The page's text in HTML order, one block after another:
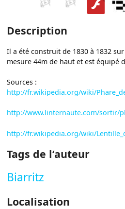
Description
Il a été construit de 1830 à 1832
mesure 44m de haut et est équipé
Sources :
http://fr.wikipedia.org/wiki/
http://www.linternaute.com/sortir/
http://fr.wikipedia.org/wiki/
Tags de l’auteur
Biarritz
Localisation